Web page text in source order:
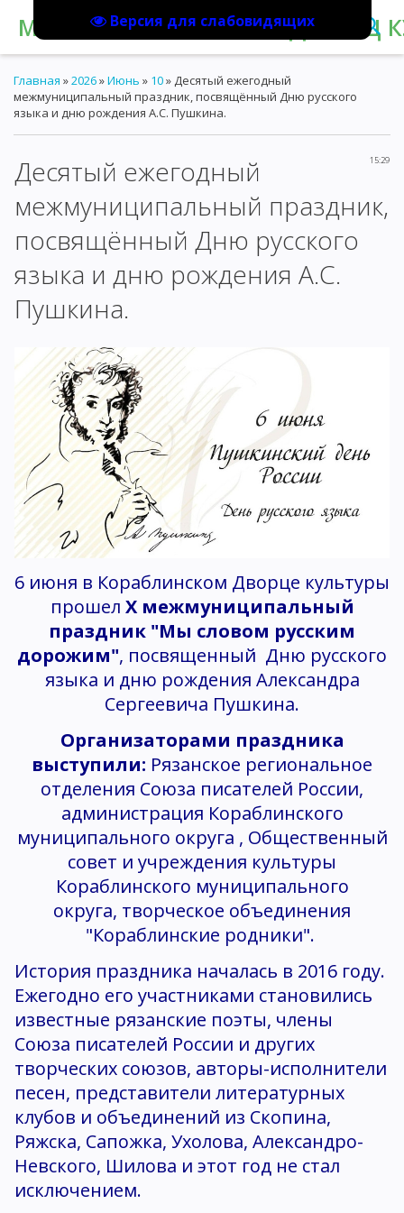
Версия для слабовидящих
МБУК "КОРАБЛИНСКИЙ ДВОРЕЦ
Главная »2026»Июнь » 10» Десятый ежегодный
межмуниципальный праздник, посвящённый Дню русского
языка и дню рождения А.С. Пушкина.
15:29
Десятый ежегодный
межмуниципальный праздник,
посвящённый Дню русского
языка и дню рождения А.С.
Пушкина.
6 июня в Кораблинском Дворце культуры
прошел X межмуниципальный
праздник "Мы словом русским
дорожим", посвященный Дню русского
языка и дню рождения Александра
Сергеевича Пушкина.
Организаторами праздника
выступили: Рязанское региональное
отделения Союза писателей России,
администрация Кораблинского
муниципального округа , Общественный
совет и учреждения культуры
Кораблинского муниципального
округа, творческое объединения
"Кораблинские родники".
История праздника началась в 2016 году.
Ежегодно его участниками становились
известные рязанские поэты, члены
Союза писателей России и других
творческих союзов, авторы-исполнители
песен, представители литературных
клубов и объединений из Скопина,
Ряжска, Сапожка, Ухолова, Александро-
Невского, Шилова и этот год не стал
исключением.